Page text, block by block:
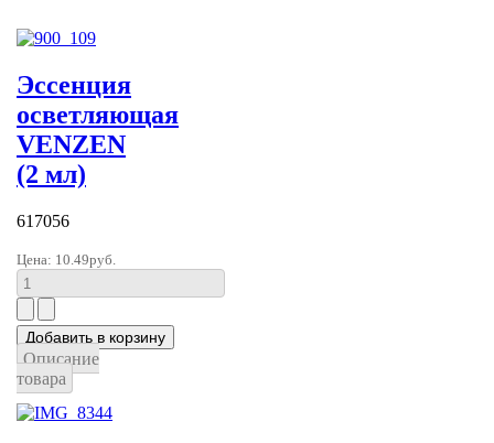
Эссенция
осветляющая
VENZEN
(2 мл)
617056
Цена: 10.49руб.
Описание
товара